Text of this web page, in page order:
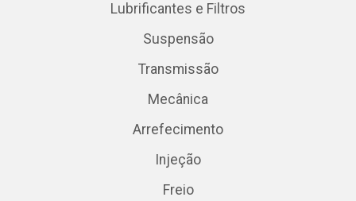
Lubrificantes e Filtros
Suspensão
Transmissão
Mecânica
Arrefecimento
Injeção
Freio